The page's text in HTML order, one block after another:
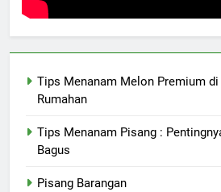
Tips Menanam Melon Premium
Rumahan
Tips Menanam Pisang :
Bagus
Pisang Barangan